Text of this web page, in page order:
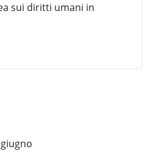
sui diritti umani in